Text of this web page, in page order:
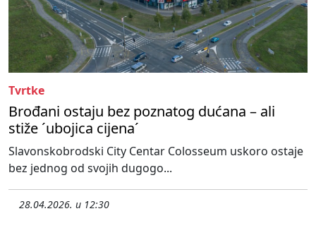
Tvrtke
Brođani ostaju bez poznatog dućana – ali
stiže ´ubojica cijena´
Slavonskobrodski City Centar Colosseum uskoro ostaje
bez jednog od svojih dugogo...
28.04.2026. u 12:30